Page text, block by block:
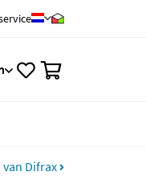
van Difrax